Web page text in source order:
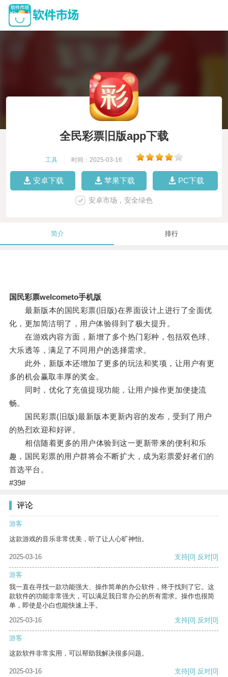
全民彩票旧版app下载
工具 时间：2025-03-16
安卓下载 苹果下载 PC下载
安卓市场，安全绿色
简介 排行
国民彩票welcometo手机版
最新版本的国民彩票(旧版)在界面设计上进行了全面优
化，更加简洁明了，用户体验得到了极大提升。
在游戏内容方面，新增了多个热门彩种，包括双色球、
大乐透等，满足了不同用户的选择需求。
此外，新版本还增加了更多的玩法和奖项，让用户有更
多的机会赢取丰厚的奖金。
同时，优化了充值提现功能，让用户操作更加便捷流
畅。
国民彩票(旧版)最新版本更新内容的发布，受到了用户
的热烈欢迎和好评。
相信随着更多的用户体验到这一更新带来的便利和乐
趣，国民彩票的用户群将会不断扩大，成为彩票爱好者们的
首选平台。
#39#
评论
游客
这款游戏的音乐非常优美，听了让人心旷神怡。
2025-03-16 支持[0] 反对[0]
游客
我一直在寻找一款功能强大、操作简单的办公软件，终于找到了它。这
款软件的功能非常强大，可以满足我日常办公的所有需求。操作也很简
单，即使是小白也能快速上手。
2025-03-16
支持[0] 反对[0]
游客
这款软件非常实用，可以帮助我解决很多问题。
2025-03-16 支持[0] 反对[0]